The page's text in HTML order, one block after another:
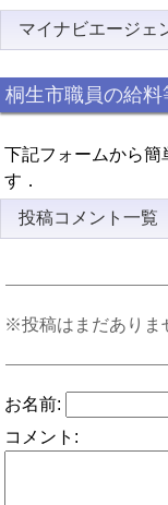
マイナビエージェ
桐生市職員の給
下記フォームから簡
す．
投稿コメント一覧
※投稿はまだありま
お名前:
コメント: